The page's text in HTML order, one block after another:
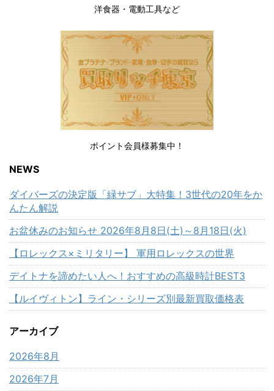
洋食器・電動工具など
ポイント会員様募集中！
NEWS
ダイバーズの決定版「緑サブ」大特集！3世代の20年をか
んたん解説
お盆休みのお知らせ 2026年8月8日(土)～8月18日(火)
【ロレックス×ミリタリー】 軍用ロレックスの世界
デイトナを諦めたい人へ！おすすめの高級時計BEST3
【ルイヴィトン】ライン・シリーズ別最新買取価格表
アーカイブ
2026年8月
2026年7月